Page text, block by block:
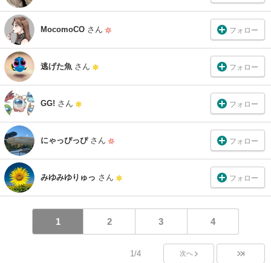
MocomoCO さん フォロー
逃げた魚 さん フォロー
GG! さん フォロー
にゃっぴっぴ さん フォロー
みゆみゆりゅっ さん フォロー
1 2 3 4
1/4 次へ